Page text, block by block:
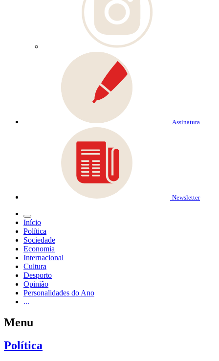
Assinatura
Newsletter
Início
Política
Sociedade
Economia
Internacional
Cultura
Desporto
Opinião
Personalidades do Ano
...
Menu
Política